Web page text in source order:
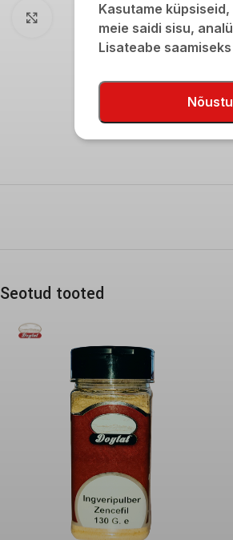
Click to enlarge
Seotud tooted
Kasutame
meie saidi sisu,
Lisateabe
Nõustu